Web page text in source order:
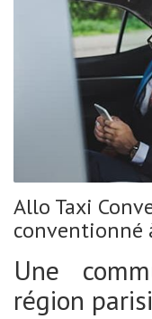
Allo Taxi
conventionné
Une
région